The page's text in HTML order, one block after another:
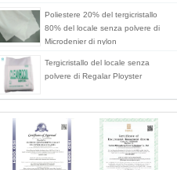
Poliestere 20% del tergicristallo
80% del locale senza polvere di
Microdenier di nylon
Tergicristallo del locale senza
polvere di Regalar Ployster